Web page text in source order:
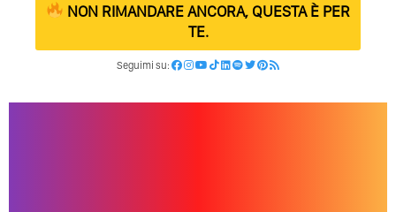
NON RIMANDARE ANCORA, QUESTA È PER
TE.
Seguimi su: